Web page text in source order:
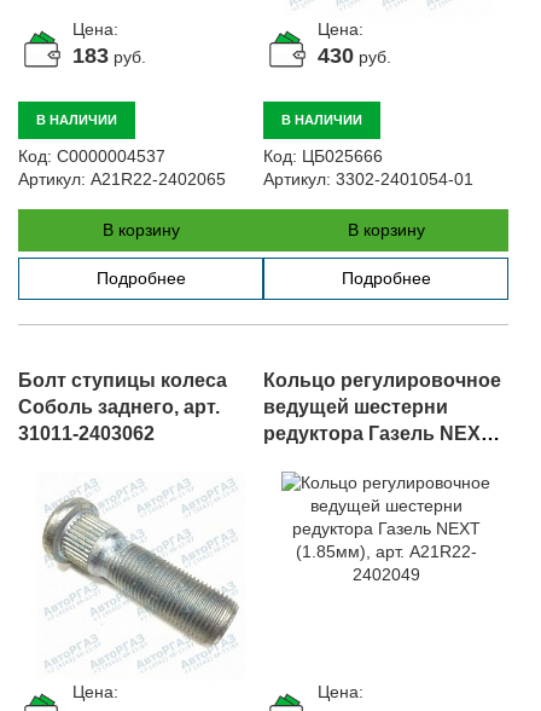
Цена:
183 руб.
В НАЛИЧИИ
Код: С0000004537
Артикул: A21R22-2402065
В корзину
Подробнее
Цена:
430 руб.
В НАЛИЧИИ
Код: ЦБ025666
Артикул: 3302-2401054-01
В корзину
Подробнее
Болт ступицы колеса
Соболь заднего, арт.
31011-2403062
Цена:
Кольцо регулировочное
ведущей шестерни
редуктора Газель NEXT
2402049
Цена: